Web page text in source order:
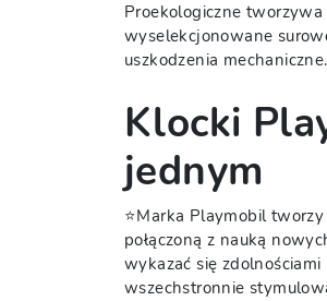
Proekologiczne
wyselekcjonowane
uszkodzenia
Klocki
jednym
⭐Marka Playmobil
połączoną z nauką
wykazać się
wszechstronnie